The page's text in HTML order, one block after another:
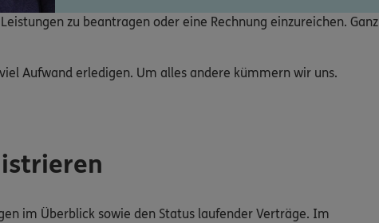
zu beantragen oder eine Rechnung einzureichen. Ganz
Aufwand erledigen. Um alles andere kümmern wir uns.
im Überblick sowie den Status laufender Verträge. Im